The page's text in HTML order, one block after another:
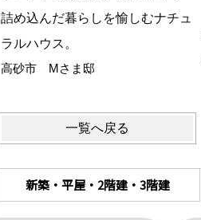
詰め込んだ暮らしを愉しむナチュ
ラルハウス。
高砂市 Mさま邸
一覧へ戻る
新築・平屋・2階建・3階建